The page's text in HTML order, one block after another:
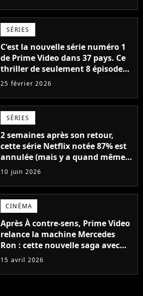
SÉRIES
C'est la nouvelle série numéro 1
de Prime Video dans 37 pays. Ce
thriller de seulement 8 épisodes
a détrôné Fallout à la surprise
25 février 2026
SÉRIES
2 semaines après son retour,
cette série Netflix notée 87% est
annulée (mais y a quand même
une bonne nouvelle)
10 juin 2026
CINÉMA
Après À contre-sens, Prime Video
relance la machine Mercedes
Ron : cette nouvelle saga avec
Ester Expósito dévoile ses
15 avril 2026